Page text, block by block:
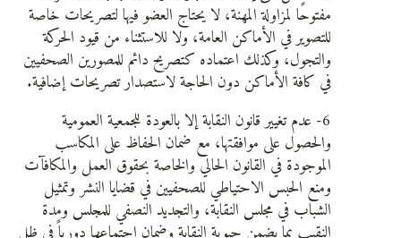
مفتوحًا لمزاولة المهنة، لا يحتاج العضو فيها لتصريحات خاصة
للتصوير في الأماكن العامة، ولا للاستثناء من قيود الحركة
والتجول، وكذلك اعتماده كتصريح دائم للمصورين الصحفيين
في كافة الأماكن دون الحاجة لاستصدار تصريحات إضافية.
6- عدم تغيير قانون النقابة إلا بالعودة للجمعية العمومية
والحصول على موافقتها، مع ضمان الحفاظ على المكاسب
الموجودة في القانون الحالي والخاصة بحقوق العمل والمكافآت
ومنع الحبس الاحتياطي للصحفيين في قضايا النشر وتمثيل
الشباب في مجلس النقابة، والتجديد النصفي للمجلس ومدة